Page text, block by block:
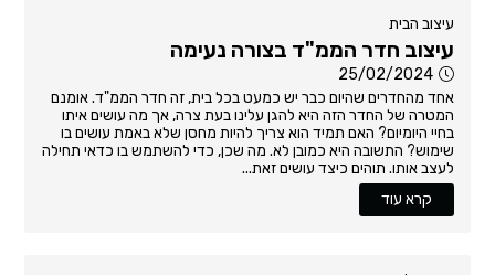
עיצוב הבית
עיצוב חדר הממ"ד בצורה נעימה
25/02/2024
אחד מהחדרים שהיום כבר יש כמעט בכל בית, זה חדר הממ"ד. אומנם
המטרה של החדר הזה היא להגן עלינו בעת צרה, אך מה עושים איתו
בחיי היומיום? האם תמיד הוא צריך להיות מחסן שלא באמת עושים בו
שימוש? התשובה היא כמובן לא. מה שכן, כדי להשתמש בו כדאי תחילה
לעצב אותו. תוהים כיצד עושים זאת...
קרא עוד